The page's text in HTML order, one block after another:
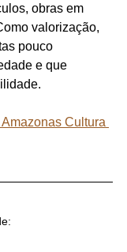
obras em
valorização,
pouco
e que
Cultura